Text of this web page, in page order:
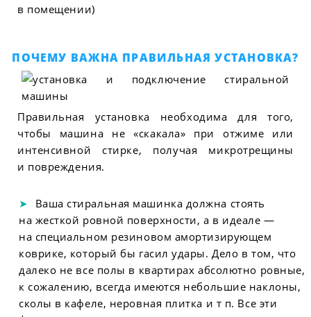
в помещении)
ПОЧЕМУ ВАЖНА ПРАВИЛЬНАЯ УСТАНОВКА?
Правильная установка необходима для того,
чтобы машина не «скакала» при отжиме или
интенсивной стирке, получая микротрещины
и повреждения.
Ваша стиральная машинка должна стоять
на жесткой ровной поверхности, а в идеале —
на специальном резиновом амортизирующем
коврике, который бы гасил удары. Дело в том, что
далеко не все полы в квартирах абсолютно ровные,
к сожалению, всегда имеются небольшие наклоны,
сколы в кафеле, неровная плитка и т п. Все эти